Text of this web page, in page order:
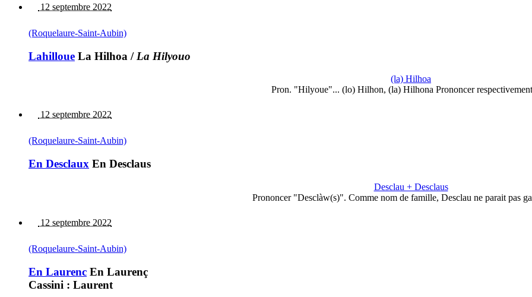
12 septembre 2022
(Roquelaure-Saint-Aubin)
Lahilloue La Hilhoa / La Hilyouo
(la) Hilhoa
Pron. "Hilyoue"... (lo) Hilhon, (la) Hilhona Prononcer
12 septembre 2022
(Roquelaure-Saint-Aubin)
En Desclaux En Desclaus
Desclau + Desclaus
Prononcer "Desclàw(s)". Comme nom de famille, Desclau ne parait pas
12 septembre 2022
(Roquelaure-Saint-Aubin)
En Laurenc En Laurenç
Cassini : Laurent